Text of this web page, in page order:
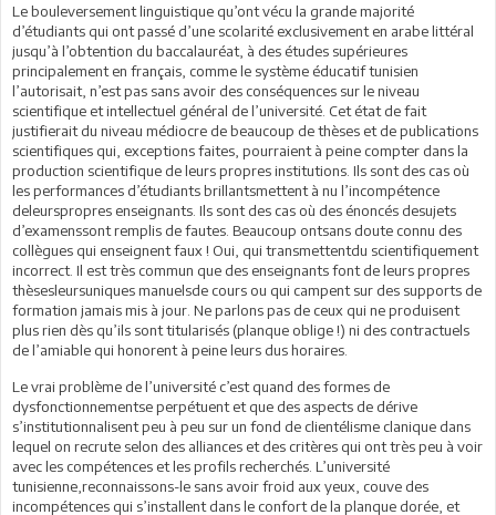
Le bouleversement linguistique qu’ont vécu la grande majorité
d’étudiants qui ont passé d’une scolarité exclusivement en arabe littéral
jusqu’à l’obtention du baccalauréat, à des études supérieures
principalement en français, comme le système éducatif tunisien
l’autorisait, n’est pas sans avoir des conséquences sur le niveau
scientifique et intellectuel général de l’université. Cet état de fait
justifierait du niveau médiocre de beaucoup de thèses et de publications
scientifiques qui, exceptions faites, pourraient à peine compter dans la
production scientifique de leurs propres institutions. Ils sont des cas où
les performances d’étudiants brillantsmettent à nu l’incompétence
deleurspropres enseignants. Ils sont des cas où des énoncés desujets
d’examenssont remplis de fautes. Beaucoup ontsans doute connu des
collègues qui enseignent faux ! Oui, qui transmettentdu scientifiquement
incorrect. Il est très commun que des enseignants font de leurs propres
thèsesleursuniques manuelsde cours ou qui campent sur des supports de
formation jamais mis à jour. Ne parlons pas de ceux qui ne produisent
plus rien dès qu’ils sont titularisés (planque oblige !) ni des contractuels
de l’amiable qui honorent à peine leurs dus horaires.
Le vrai problème de l’université c’est quand des formes de
dysfonctionnementse perpétuent et que des aspects de dérive
s’institutionnalisent peu à peu sur un fond de clientélisme clanique dans
lequel on recrute selon des alliances et des critères qui ont très peu à voir
avec les compétences et les profils recherchés. L’université
tunisienne,reconnaissons-le sans avoir froid aux yeux, couve des
incompétences qui s’installent dans le confort de la planque dorée, et